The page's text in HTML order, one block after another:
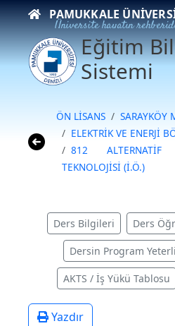
PAMUKKALE
Üniversite hayatın
Eğitim
Sistemi
ÖN LİSANS
SARAYKÖY
ELEKTRİK VE ENERJİ
812 ALTERNATİF
TEKNOLOJİSİ (İ.Ö.)
Ders Bilgileri Ders
Dersin Program
AKTS / İş Yükü Tablosu
Yazdır